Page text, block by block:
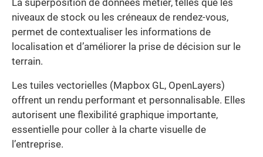
La superposition de données métier, telles que les
niveaux de stock ou les créneaux de rendez-vous,
permet de contextualiser les informations de
localisation et d’améliorer la prise de décision sur le
terrain.
Les tuiles vectorielles (Mapbox GL, OpenLayers)
offrent un rendu performant et personnalisable. Elles
autorisent une flexibilité graphique importante,
essentielle pour coller à la charte visuelle de
l’entreprise.